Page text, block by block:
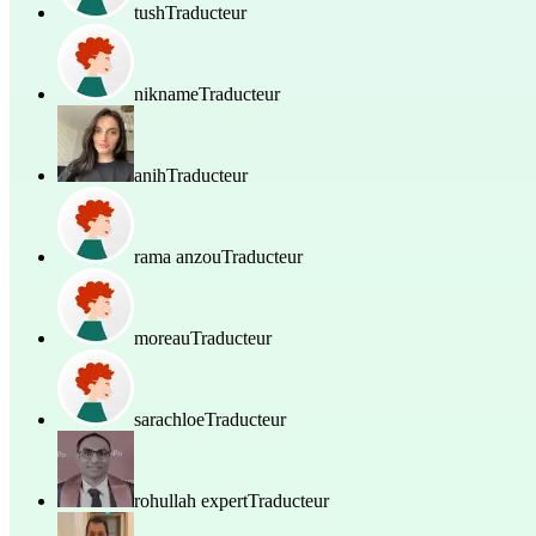
tushTraducteur
niknameTraducteur
anihTraducteur
rama anzouTraducteur
moreauTraducteur
sarachloeTraducteur
rohullah expertTraducteur